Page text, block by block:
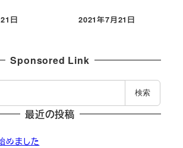
日
投稿日
2021年7月21日
Sponsored Link
検索
最近の投稿
めました